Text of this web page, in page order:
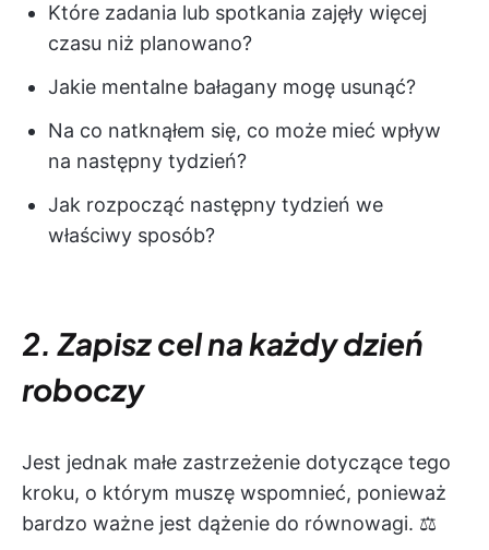
Które zadania lub spotkania zajęły więcej
czasu niż planowano?
Jakie mentalne bałagany mogę usunąć?
Na co natknąłem się, co może mieć wpływ
na następny tydzień?
Jak rozpocząć następny tydzień we
właściwy sposób?
2. Zapisz cel na każdy dzień
roboczy
Jest jednak małe zastrzeżenie dotyczące tego
kroku, o którym muszę wspomnieć, ponieważ
bardzo ważne jest dążenie do równowagi. ⚖️